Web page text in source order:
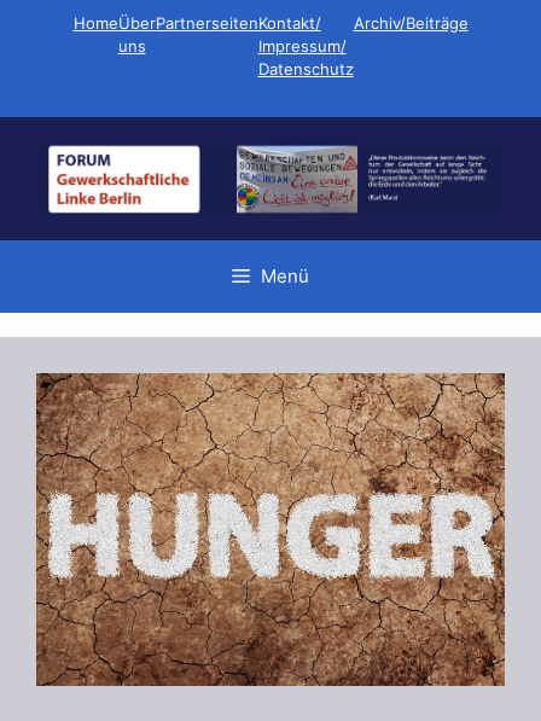
HomeÜber
uns
PartnerseitenKontakt/
Impressum/
Datenschutz
Archiv/Beiträge
Menü